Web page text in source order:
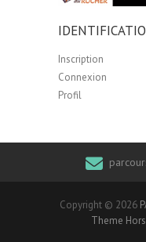
Inscription
Connexion
Profil
Copyright © 2026
Theme